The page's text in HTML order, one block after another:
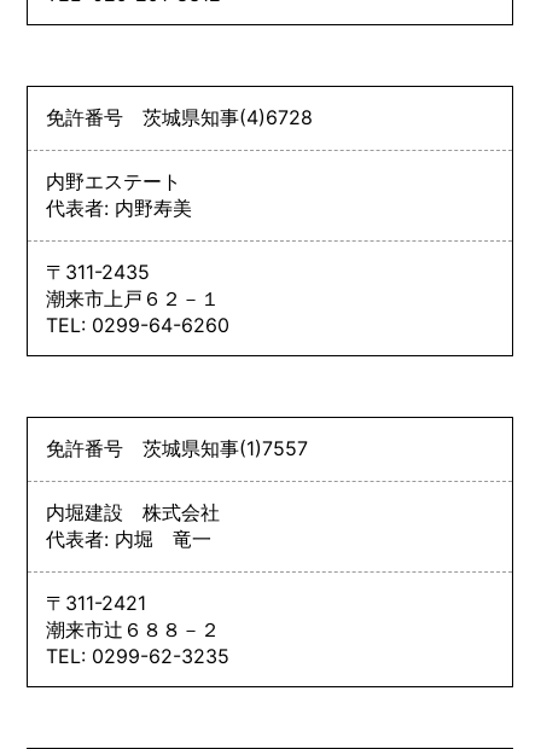
免許番号茨城県知事(4)6728
内野エステート
代表者: 内野寿美
〒311-2435
潮来市上戸６２－１
TEL: 0299-64-6260
免許番号茨城県知事(1)7557
内堀建設 株式会社
代表者: 内堀 竜一
〒311-2421
潮来市辻６８８－２
TEL: 0299-62-3235